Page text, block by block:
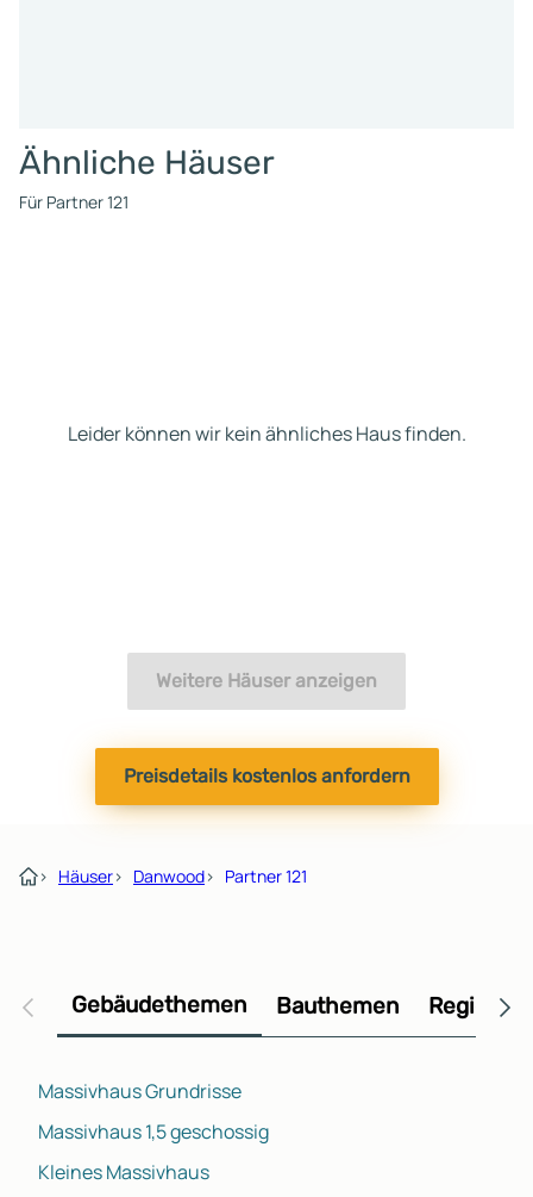
Ähnliche Häuser
Für Partner 121
Leider können wir kein ähnliches Haus finden.
Weitere Häuser anzeigen
Preisdetails kostenlos anfordern
› Häuser› Danwood› Partner 121
Gebäudethemen Bauthemen
Massivhaus Grundrisse
Massivhaus 1,5 geschossig
Kleines Massivhaus